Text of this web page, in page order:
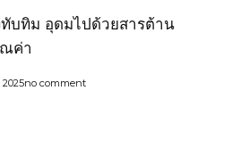
บทิม อุดมไปด้วยสารต้าน
ค่า
no comment